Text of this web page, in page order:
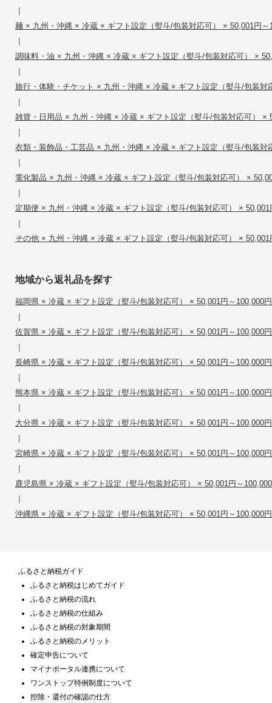
|
麺 × 九州・沖縄 × 冷蔵 × ギフト設定（熨斗/包装対応可） × 50,001円～
|
調味料・油 × 九州・沖縄 × 冷蔵 × ギフト設定（熨斗/包装対応可） ×
|
旅行・体験・チケット × 九州・沖縄 × 冷蔵 × ギフト設定（熨斗/包装対
|
雑貨・日用品 × 九州・沖縄 × 冷蔵 × ギフト設定（熨斗/包装対応可） ×
|
衣類・装飾品・工芸品 × 九州・沖縄 × 冷蔵 × ギフト設定（熨斗/包装対
|
電化製品 × 九州・沖縄 × 冷蔵 × ギフト設定（熨斗/包装対応可） ×
|
定期便 × 九州・沖縄 × 冷蔵 × ギフト設定（熨斗/包装対応可） × 50,001
|
その他 × 九州・沖縄 × 冷蔵 × ギフト設定（熨斗/包装対応可） × 50,001
地域から返礼品を探す
福岡県 × 冷蔵 × ギフト設定（熨斗/包装対応可） × 50,001円～100,000円
|
佐賀県 × 冷蔵 × ギフト設定（熨斗/包装対応可） × 50,001円～100,000円
|
長崎県 × 冷蔵 × ギフト設定（熨斗/包装対応可） × 50,001円～100,000円
|
熊本県 × 冷蔵 × ギフト設定（熨斗/包装対応可） × 50,001円～100,000円
|
大分県 × 冷蔵 × ギフト設定（熨斗/包装対応可） × 50,001円～100,000円
|
宮崎県 × 冷蔵 × ギフト設定（熨斗/包装対応可） × 50,001円～100,000円
|
鹿児島県 × 冷蔵 × ギフト設定（熨斗/包装対応可） × 50,001円～
|
沖縄県 × 冷蔵 × ギフト設定（熨斗/包装対応可） × 50,001円～100,000円
ふるさと納税ガイド
ふるさと納税はじめてガイド
ふるさと納税の流れ
ふるさと納税の仕組み
ふるさと納税の対象期間
ふるさと納税のメリット
確定申告について
マイナポータル連携について
ワンストップ特例制度について
控除・還付の確認の仕方